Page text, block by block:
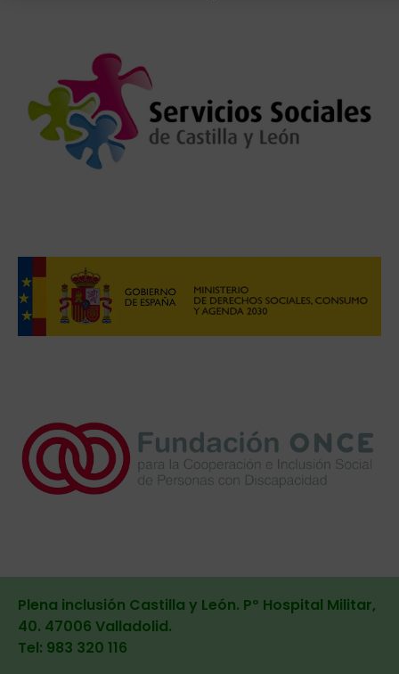
Plena inclusión Castilla y León. Pº Hospital Militar,
40. 47006 Valladolid.
Tel: 983 320 116